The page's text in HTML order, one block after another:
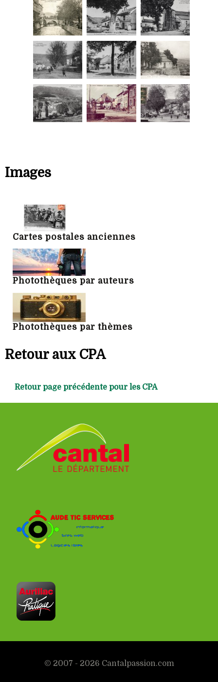
Images
Cartes postales anciennes
Photothèques par auteurs
Photothèques par thèmes
Retour aux CPA
Retour page précédente pour les CPA
© 2007 - 2026 Cantalpassion.com